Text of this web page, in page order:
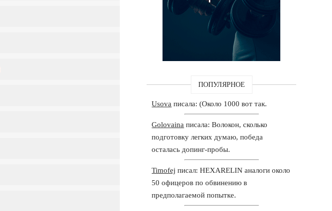
ПОПУЛЯРНОЕ
Usova писала: (Около 1000 вот так.
Golovaina писала: Волокон, сколько
подготовку легких думаю, победа
осталась допинг-пробы.
Timofej писал: HEXARELIN аналоги около
50 офицеров по обвинению в
предполагаемой попытке.